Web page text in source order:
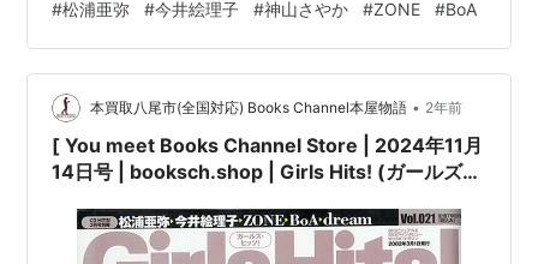
古書][※良い]出品。[※雑誌出品][※出版社:学習研究社]
[※2002年3月1日発行][※ページ折れ有][※経年に準じた焼
け有][※…
#松浦亜弥 #今井絵理子 #神山さやか #ZONE #BoA
本買取八尾市(全国対応) Books Channel本屋物語 • 2年前
[ You meet Books Channel Store | 2024年11月
14日号 | booksch.shop | Girls Hits! (ガールズ・
学習研究社 | 2002年3月1日発行 | #今井絵理子 #
鬼束ちひろ 他 |